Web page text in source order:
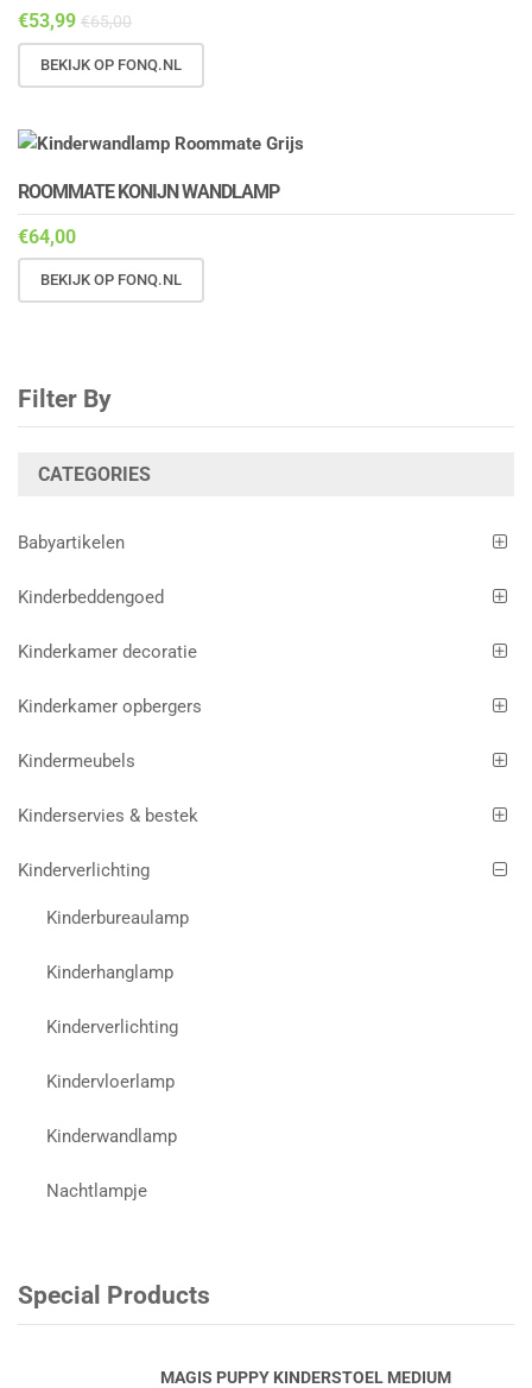
€53,99 €65,00
BEKIJK OP FONQ.NL
ROOMMATE KONIJN WANDLAMP
€64,00
BEKIJK OP FONQ.NL
Filter By
CATEGORIES
Babyartikelen
Kinderbeddengoed
Kinderkamer decoratie
Kinderkamer opbergers
Kindermeubels
Kinderservies & bestek
Kinderverlichting
Kinderbureaulamp
Kinderhanglamp
Kinderverlichting
Kindervloerlamp
Kinderwandlamp
Nachtlampje
Special Products
MAGIS PUPPY KINDERSTOEL MEDIUM